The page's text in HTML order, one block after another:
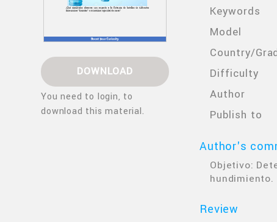
DOWNLOAD
You need to login, to
download this material.
Keywords
Model
Country/
Difficulty
Author
Publish to
Author's
Objetivo:
hundimiento.
Review